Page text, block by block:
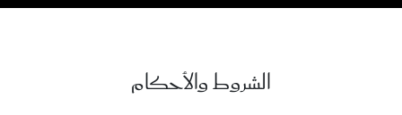
الشروط والأحكام